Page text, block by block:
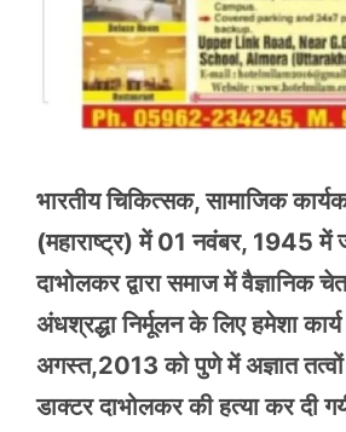
भारतीय चिकित्सक, सामाजिक
(महाराष्ट्र) में 01 नवंबर, 1945 में
दाभोलकर द्वारा समाज में वैज्ञानिक
अंधश्रद्धा निर्मूलन के लिए हमेशा
अगस्त,2013 को पुणे में अज्ञात तत्वों
डाक्टर दाभोलकर की हत्या कर दी